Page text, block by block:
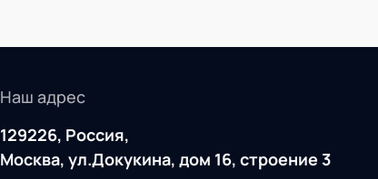
Наш адрес
129226, Россия,
Москва, ул.Докукина, дом 16, строение 3